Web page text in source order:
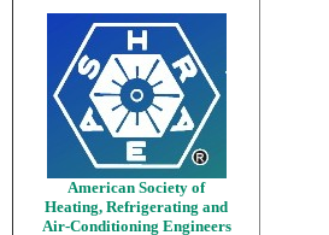
American Society of
Heating, Refrigerating and
Air-Conditioning Engineers